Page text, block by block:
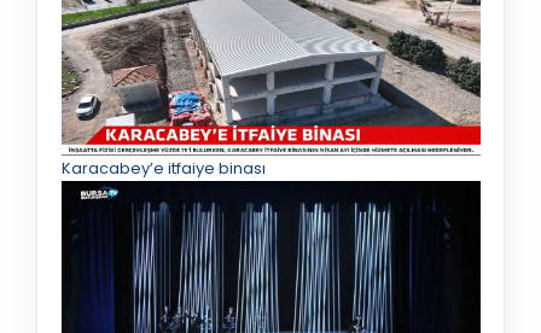
Karacabey’e itfaiye binası